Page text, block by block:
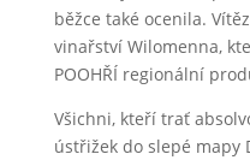
běžce také ocenila.
vinařství Wilomenna,
POOHŘÍ regionální
Všichni, kteří trať
ústřižek do slepé mapy